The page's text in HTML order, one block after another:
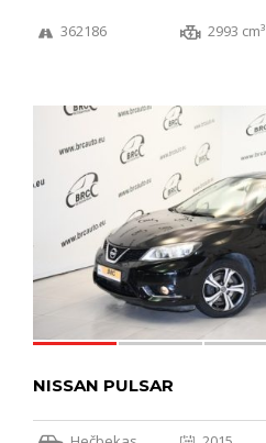
362186 2993 cm³
NISSAN PULSAR